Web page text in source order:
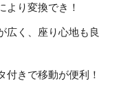
より変換でき！
広く、座り心地も良
付きで移動が便利！